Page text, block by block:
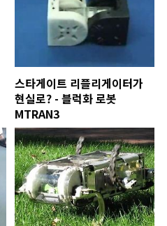
스타게이트 리플리게이터가
현실로? - 블럭화 로봇
MTRAN3